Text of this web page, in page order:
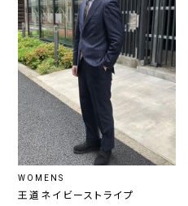
WOMENS
王道ネイビーストライプ